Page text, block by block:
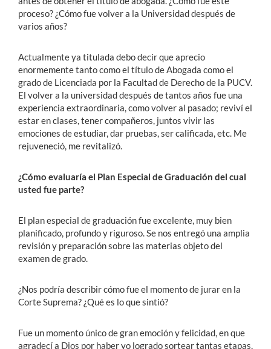
proceso? ¿Cómo fue volver a la Universidad después de
varios años?
Actualmente ya titulada debo decir que aprecio
enormemente tanto como el título de Abogada como el
grado de Licenciada por la Facultad de Derecho de la PUCV.
El volver a la universidad después de tantos años fue una
experiencia extraordinaria, como volver al pasado; reviví el
estar en clases, tener compañeros, juntos vivir las
emociones de estudiar, dar pruebas, ser calificada, etc. Me
rejuveneció, me revitalizó.
¿Cómo evaluaría el Plan Especial de Graduación del cual
usted fue parte?
El plan especial de graduación fue excelente, muy bien
planificado, profundo y riguroso. Se nos entregó una amplia
revisión y preparación sobre las materias objeto del
examen de grado.
¿Nos podría describir cómo fue el momento de jurar en la
Corte Suprema? ¿Qué es lo que sintió?
Fue un momento único de gran emoción y felicidad, en que
agradecí a Dios por haber yo logrado sortear tantas etapas,